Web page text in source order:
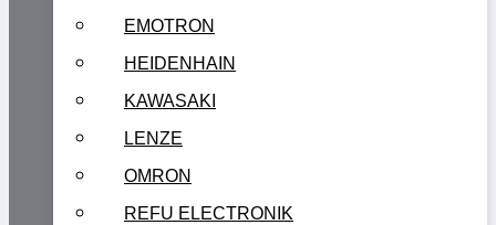
EMOTRON
HEIDENHAIN
KAWASAKI
LENZE
OMRON
REFU ELECTRONIK